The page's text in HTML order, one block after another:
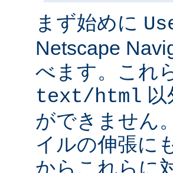
まず始めに
Netscape
べます。これ
text/html
ができません
イルの伸張に
からこれらに